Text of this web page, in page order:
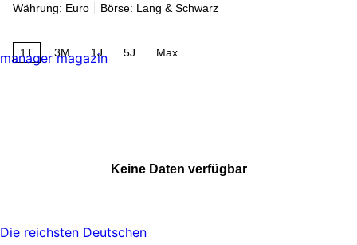
Währung: Euro
Börse: Lang & Schwarz
1T 3M 1J 5J Max
Keine Daten verfügbar
manager magazin
Die reichsten Deutschen